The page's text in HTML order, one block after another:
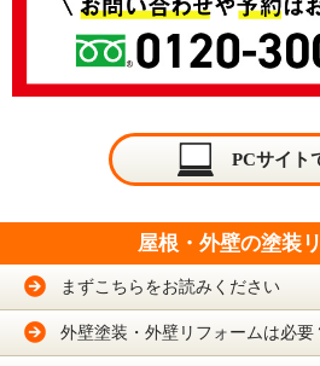
PCサイト
屋根・外壁の塗装
まずこちらをお読みください
外壁塗装・外壁リフォームは必要